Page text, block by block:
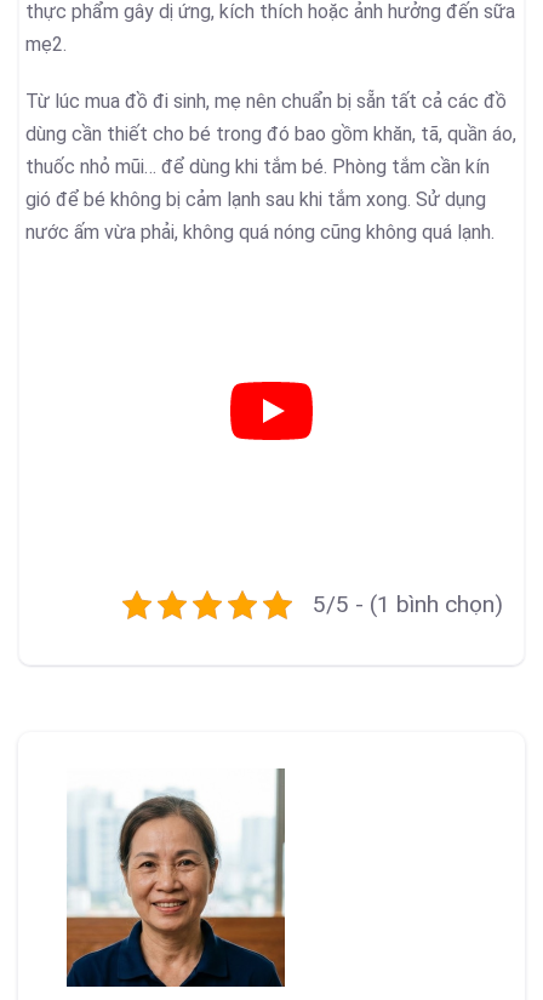
thực phẩm gây dị ứng, kích thích hoặc ảnh hưởng đến sữa
mẹ2.
Từ lúc mua đồ đi sinh, mẹ nên chuẩn bị sẵn tất cả các đồ
dùng cần thiết cho bé trong đó bao gồm khăn, tã, quần áo,
thuốc nhỏ mũi… để dùng khi tắm bé. Phòng tắm cần kín
gió để bé không bị cảm lạnh sau khi tắm xong. Sử dụng
nước ấm vừa phải, không quá nóng cũng không quá lạnh.
5/5 - (1 bình chọn)